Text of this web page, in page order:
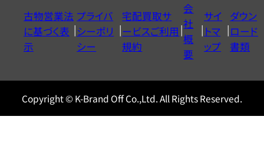
ヤ
ル
0120604117
古物営業法
に基づく表
示
プライバ
シーポリ
シー
宅配買取サ
ービスご利用
規約
会
社
概
要
サイ
トマ
ップ
ダウン
ロード
書類
Copyright © K-Brand Off Co.,Ltd. All Rights Reserved.